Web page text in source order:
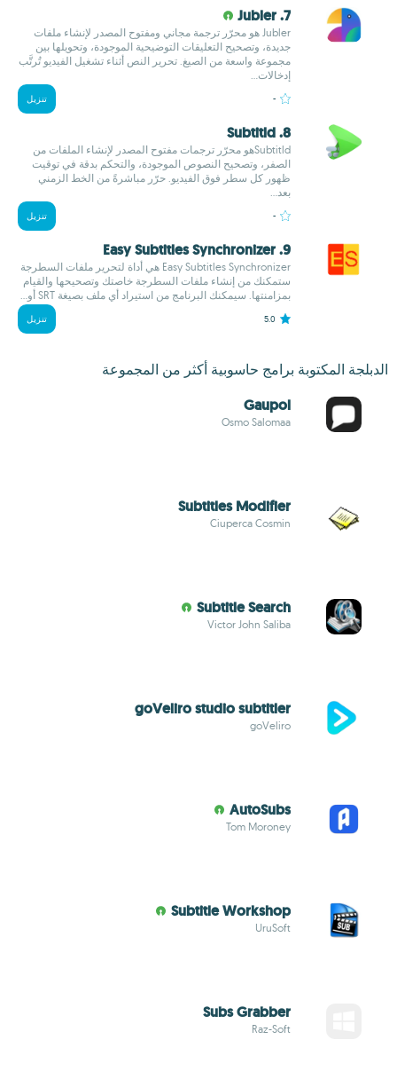
7. Jubler
Jubler هو محرّر ترجمة مجاني ومفتوح المصدر لإنشاء ملفات
جديدة، وتصحيح التعليقات التوضيحية الموجودة، وتحويلها بين
مجموعة واسعة من الصيغ. تحرير النص أثناء تشغيل الفيديو تُرتَّب
إدخالات...
- تنزيل
8. Subtitld
Subtitldهو محرّر ترجمات مفتوح المصدر لإنشاء الملفات من
الصفر، وتصحيح النصوص الموجودة، والتحكم بدقة في توقيت
ظهور كل سطر فوق الفيديو. حرّر مباشرةً من الخط الزمني
بعد...
- تنزيل
9. Easy Subtitles Synchronizer
Easy Subtitles Synchronizer هي أداة لتحرير ملفات السطرجة
ستمكنك من إنشاء ملفات السطرجة خاصتك وتصحيحها والقيام
بمزامنتها. سيمكنك البرنامج من استيراد أي ملف بصيغة SRT أو...
5.0 تنزيل
الدبلجة المكتوبة برامج حاسوبية أكثر من المجموعة
Gaupol
Osmo Salomaa
Subtitles Modifier
Ciuperca Cosmin
Subtitle Search
Victor John Saliba
goVeliro studio subtitler
goVeliro
AutoSubs
Tom Moroney
Subtitle Workshop
UruSoft
Subs Grabber
Raz-Soft